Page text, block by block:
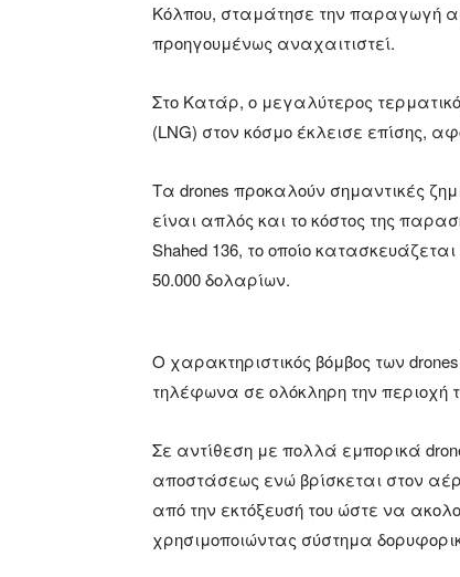
Κόλπου, σταμάτησε την παραγωγή
προηγουμένως αναχαιτιστεί.
Στο Κατάρ, ο μεγαλύτερος
(LNG) στον κόσμο έκλεισε επίσης,
Τα drones προκαλούν σημαντικές
είναι απλός και το κόστος της
Shahed 136, το οποίο
50.000 δολαρίων.
Ο χαρακτηριστικός βόμβος των
τηλέφωνα σε ολόκληρη την περιοχή
Σε αντίθεση με πολλά εμπορικά
αποστάσεως ενώ βρίσκεται στον
από την εκτόξευσή του ώστε να
χρησιμοποιώντας σύστημα